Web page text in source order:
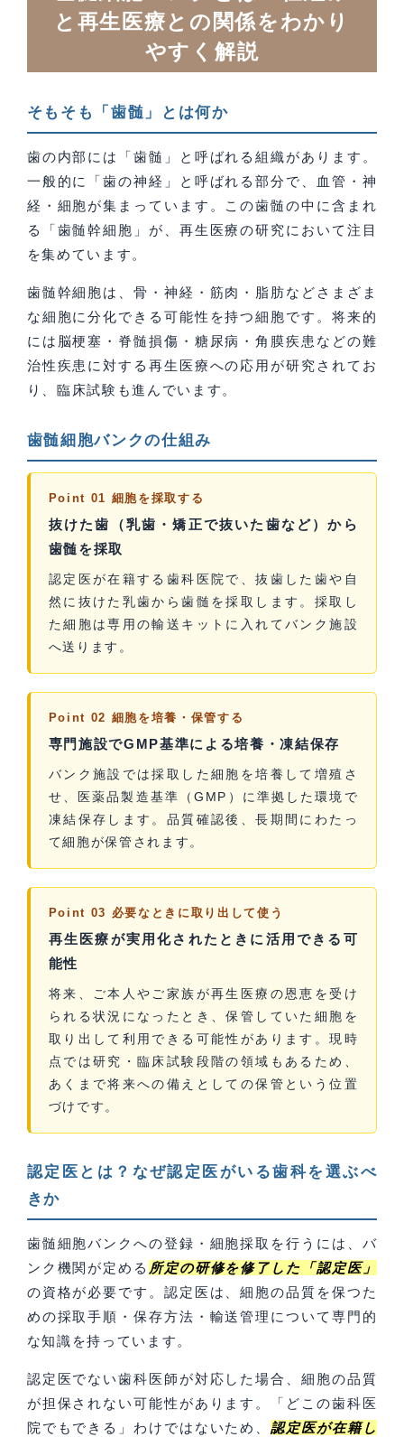
と再生医療との関係をわかり
やすく解説
そもそも「歯髄」とは何か
歯の内部には「歯髄」と呼ばれる組織があります。
一般的に「歯の神経」と呼ばれる部分で、血管・神
経・細胞が集まっています。この歯髄の中に含まれ
る「歯髄幹細胞」が、再生医療の研究において注目
を集めています。
歯髄幹細胞は、骨・神経・筋肉・脂肪などさまざま
な細胞に分化できる可能性を持つ細胞です。将来的
には脳梗塞・脊髄損傷・糖尿病・角膜疾患などの難
治性疾患に対する再生医療への応用が研究されてお
り、臨床試験も進んでいます。
歯髄細胞バンクの仕組み
Point 01 細胞を採取する
抜けた歯（乳歯・矯正で抜いた歯など）から
歯髄を採取
認定医が在籍する歯科医院で、抜歯した歯や自
然に抜けた乳歯から歯髄を採取します。採取し
た細胞は専用の輸送キットに入れてバンク施設
へ送ります。
Point 02 細胞を培養・保管する
専門施設でGMP基準による培養・凍結保存
バンク施設では採取した細胞を培養して増殖さ
せ、医薬品製造基準（GMP）に準拠した環境で
凍結保存します。品質確認後、長期間にわたっ
て細胞が保管されます。
Point 03 必要なときに取り出して使う
再生医療が実用化されたときに活用できる可
能性
将来、ご本人やご家族が再生医療の恩恵を受け
られる状況になったとき、保管していた細胞を
取り出して利用できる可能性があります。現時
点では研究・臨床試験段階の領域もあるため、
あくまで将来への備えとしての保管という位置
づけです。
認定医とは？なぜ認定医がいる歯科を選ぶべ
きか
歯髄細胞バンクへの登録・細胞採取を行うには、バ
ンク機関が定める 所定の研修を修了した「認定医」
の資格が必要です。認定医は、細胞の品質を保つた
めの採取手順・保存方法・輸送管理について専門的
な知識を持っています。
認定医でない歯科医師が対応した場合、細胞の品質
が担保されない可能性があります。「どこの歯科医
院でもできる」わけではないため、認定医が在籍し